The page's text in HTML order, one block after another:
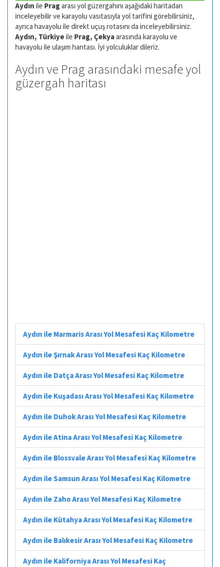
Aydın ile Pragarası yol güzergahını aşağıdaki haritadan
inceleyebilir ve karayolu vasıtasıyla yol tarifini görebilirsiniz,
ayrıca havayolu ile direkt uçuş rotasını da inceleyebilirsiniz.
Aydın, Türkiyeile Prag, Çekyaarasında karayolu ve
havayolu ile ulaşım harıtası. İyi yolculuklar dileriz.
Aydın ve Prag arasındaki mesafe yol
güzergah haritası
Aydın ile Marmaris Arası Yol Mesafesi Kaç Kilometre
Aydın ile Şırnak Arası Yol Mesafesi Kaç Kilometre
Aydın ile Datça Arası Yol Mesafesi Kaç Kilometre
Aydın ile Kuşadası Arası Yol Mesafesi Kaç Kilometre
Aydın ile Duhok Arası Yol Mesafesi Kaç Kilometre
Aydın ile Atina Arası Yol Mesafesi Kaç Kilometre
Aydın ile Blossvale Arası Yol Mesafesi Kaç Kilometre
Aydın ile Samsun Arası Yol Mesafesi Kaç Kilometre
Aydın ile Zaho Arası Yol Mesafesi Kaç Kilometre
Aydın ile Kütahya Arası Yol Mesafesi Kaç Kilometre
Aydın ile Balıkesir Arası Yol Mesafesi Kaç Kilometre
Aydın ile Kaliforniya Arası Yol Mesafesi Kaç